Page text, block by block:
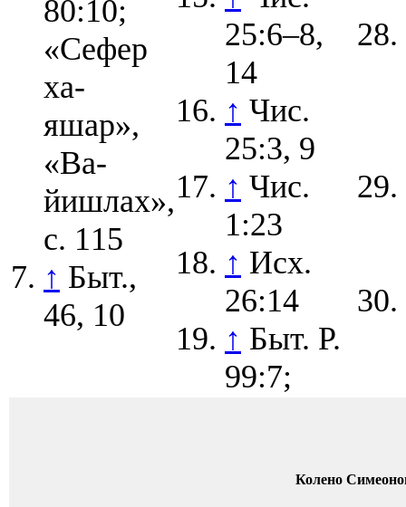
80:10;
«Сефер
ха-
яшар»,
«Ва-
йишлах»,
с. 115
↑ Быт.,
46, 10
25:6–8,
14
↑ Чис.
25:3, 9
↑ Чис.
1:23
↑ Исх.
26:14
↑ Быт. Р.
99:7;
Колено